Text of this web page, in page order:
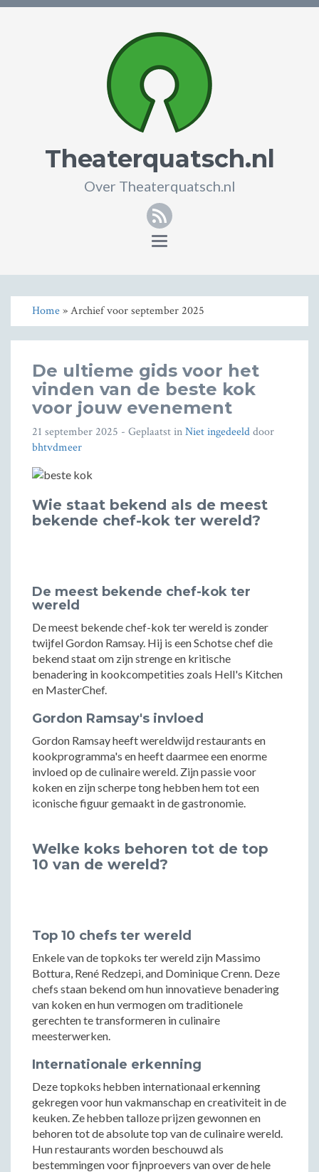
Theaterquatsch.nl
Over Theaterquatsch.nl
RSS
Toggle
Home» Archief voor september 2025
De ultieme gids voor het
vinden van de beste kok
voor jouw evenement
21 september 2025 - Geplaatst inNiet ingedeelddoor
bhtvdmeer
Wie staat bekend als de meest
bekende chef-kok ter wereld?
De meest bekende chef-kok ter
wereld
De meest bekende chef-kok ter wereld is zonder
twijfel Gordon Ramsay. Hij is een Schotse chef die
bekend staat om zijn strenge en kritische
benadering in kookcompetities zoals Hell's Kitchen
en MasterChef.
Gordon Ramsay's invloed
Gordon Ramsay heeft wereldwijd restaurants en
kookprogramma's en heeft daarmee een enorme
invloed op de culinaire wereld. Zijn passie voor
koken en zijn scherpe tong hebben hem tot een
iconische figuur gemaakt in de gastronomie.
Welke koks behoren tot de top
10 van de wereld?
Top 10 chefs ter wereld
Enkele van de topkoks ter wereld zijn Massimo
Bottura, René Redzepi, and Dominique Crenn. Deze
chefs staan bekend om hun innovatieve benadering
van koken en hun vermogen om traditionele
gerechten te transformeren in culinaire
meesterwerken.
Internationale erkenning
Deze topkoks hebben internationaal erkenning
gekregen voor hun vakmanschap en creativiteit in de
keuken. Ze hebben talloze prijzen gewonnen en
behoren tot de absolute top van de culinaire wereld.
Hun restaurants worden beschouwd als
bestemmingen voor fijnproevers van over de hele